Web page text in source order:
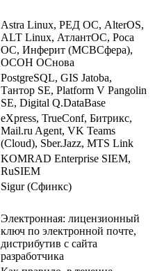
Astra Linux, РЕД ОС, AlterOS,
ALT Linux, АтлантОС, Роса
ОС, Инферит (МСВСфера),
ОСОН ОСнова
PostgreSQL, GIS Jatoba,
Тантор SE, Platform V Pangolin
SE, Digital Q.DataBase
eXpress, TrueConf, Битрикс,
Mail.ru Agent, VK Teams
(Cloud), Sber.Jazz, MTS Link
KOMRAD Enterprise SIEM,
RuSIEM
Sigur (Сфинкс)
Электронная: лицензионный
ключ по электронной почте,
дистрибутив с сайта
разработчика